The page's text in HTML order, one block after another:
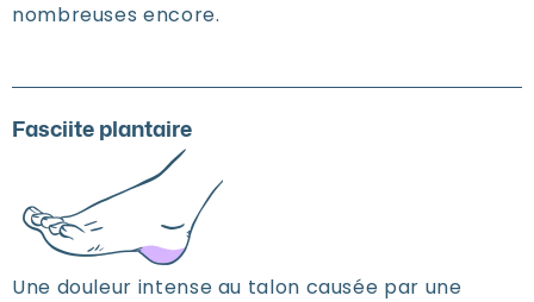
nombreuses encore.
Fasciite plantaire
Une douleur intense au talon causée par une